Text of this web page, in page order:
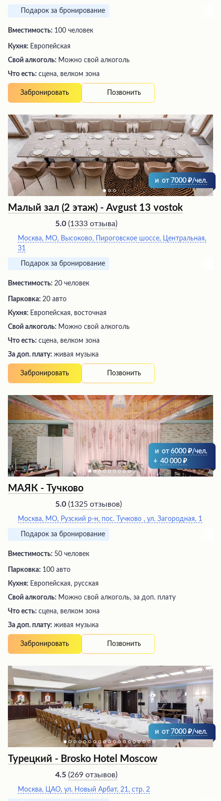
Подарок за бронирование
Вместимость: 100 человек
Кухня: Европейская
Свой алкоголь: Можно свой алкоголь
Что есть: сцена, велком зона
Забронировать Позвонить
и от 7000 /чел.
Малый зал (2 этаж) - Avgust 13 vostok
5.0 (1333 отзыва)
Москва, МО, Высоково, Пироговское шоссе, Центральная,
31
Подарок за бронирование
Вместимость: 20 человек
Парковка: 20 авто
Кухня: Европейская, восточная
Свой алкоголь: Можно свой алкоголь
Что есть: сцена, велком зона
За доп. плату: живая музыка
Забронировать Позвонить
и от 6000
/чел.
+ 40 000
МАЯК - Тучково
5.0 (1325 отзывов)
Москва, МО, Рузский р-н, пос. Тучково , ул. Загородная, 1
Подарок за бронирование
Вместимость: 50 человек
Парковка: 100 авто
Кухня: Европейская, русская
Свой алкоголь: Можно свой алкоголь, за доп. плату
Что есть: сцена, велком зона
За доп. плату: живая музыка
Забронировать Позвонить
и от 7000 /чел.
Турецкий - Brosko Hotel Moscow
4.5 (269 отзывов)
Москва, ЦАО, ул. Новый Арбат, 21, стр. 2